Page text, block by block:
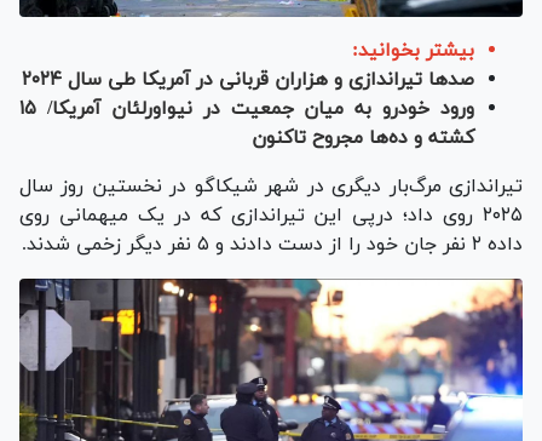
بیشتر بخوانید:
صد‌ها تیراندازی و هزاران قربانی در آمریکا طی سال ۲۰۲۴
ورود خودرو به میان جمعیت در نیواورلئان آمریکا/ ۱۵
کشته و ده‌ها مجروح تاکنون
تیراندازی مرگ‌بار دیگری در شهر شیکاگو در نخستین روز سال
۲۰۲۵ روی داد؛ درپی این تیراندازی که در یک میهمانی روی
داده ۲ نفر جان خود را از دست دادند و ۵ نفر دیگر زخمی شدند.